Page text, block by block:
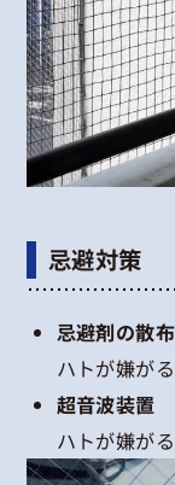
忌避対策
忌避剤の散布
ハトが嫌が
超音波装置
ハトが嫌が